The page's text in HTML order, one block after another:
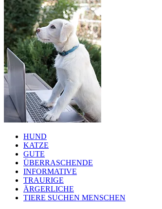
HUND
KATZE
GUTE
ÜBERRASCHENDE
INFORMATIVE
TRAURIGE
ÄRGERLICHE
TIERE SUCHEN MENSCHEN